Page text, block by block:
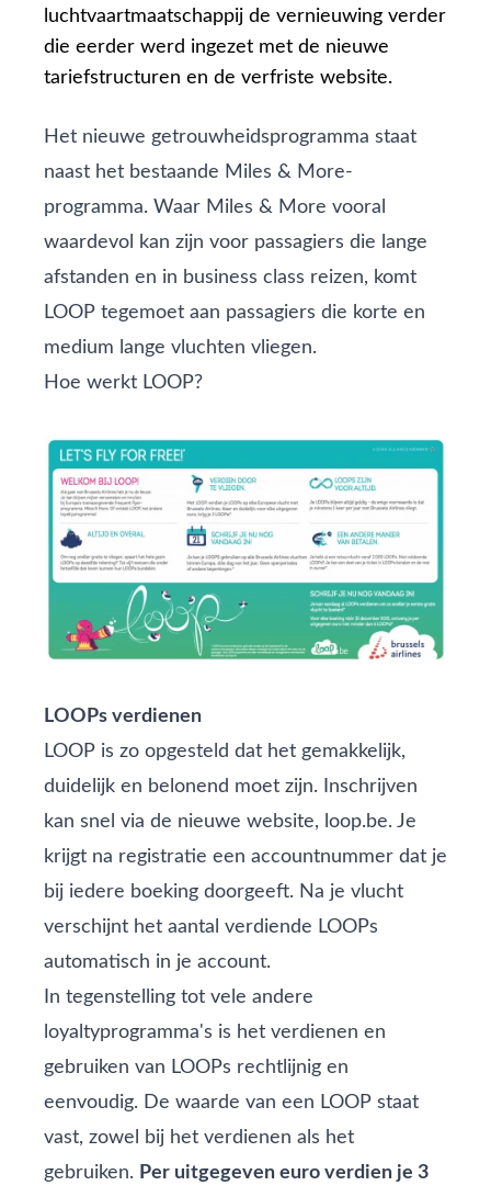
luchtvaartmaatschappij de vernieuwing verder
die eerder werd ingezet met de nieuwe
tariefstructuren en de verfriste website.
Het nieuwe getrouwheidsprogramma staat
naast het bestaande Miles & More-
programma. Waar Miles & More vooral
waardevol kan zijn voor passagiers die lange
afstanden en in business class reizen, komt
LOOP tegemoet aan passagiers die korte en
medium lange vluchten vliegen.
Hoe werkt LOOP?
LOOPs verdienen
LOOP is zo opgesteld dat het gemakkelijk,
duidelijk en belonend moet zijn. Inschrijven
kan snel via de nieuwe website, loop.be. Je
krijgt na registratie een accountnummer dat je
bij iedere boeking doorgeeft. Na je vlucht
verschijnt het aantal verdiende LOOPs
automatisch in je account.
In tegenstelling tot vele andere
loyaltyprogramma's is het verdienen en
gebruiken van LOOPs rechtlijnig en
eenvoudig. De waarde van een LOOP staat
vast, zowel bij het verdienen als het
gebruiken. Per uitgegeven euro verdien je 3